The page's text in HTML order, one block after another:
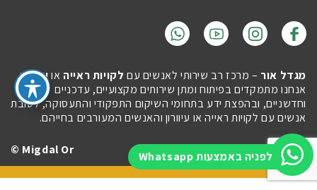
לפניה באמצעות Whatsapp
מגדל אור – מרכז רב שירותי לאנשים עם לקויות ראייה אועיוורון.
אנחנו מתמקדים בפיתוח ומתן שירותים מקצועיים, עדכניים
וחדשניים, ובהפצת ידע בתחומי השיקום התפקודי והתעסוקה, לטובת
אנשים עם לקויות ראייה או עיוורון והאנשים המעורבים בחייהם.
Imaginet
Migdal Or ©